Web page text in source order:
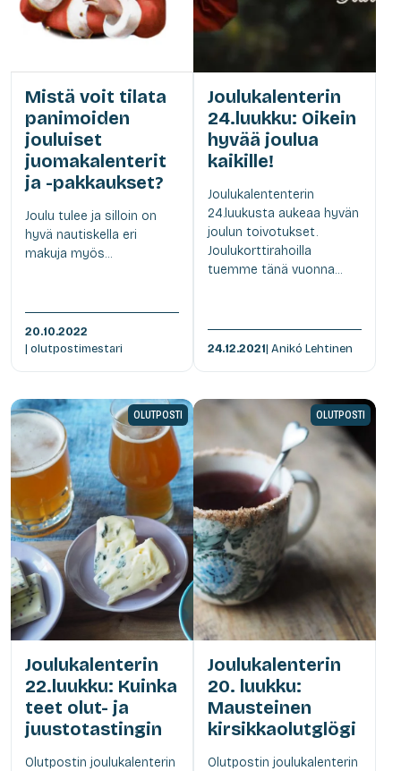
Mistä voit tilata
panimoiden
jouluiset
juomakalenterit
ja -pakkaukset?
Joulu tulee ja silloin on
hyvä nautiskella eri
makuja myös...
20.10.2022
| olutpostimestari
Joulukalenterin
24.luukku: Oikein
hyvää joulua
kaikille!
Joulukalententerin
24.luukusta aukeaa hyvän
joulun toivotukset.
Joulukorttirahoilla
tuemme tänä vuonna...
24.12.2021| Anikó Lehtinen
OLUTPOSTI
Joulukalenterin
22.luukku: Kuinka
teet olut- ja
juustotastingin
Olutpostin joulukalenterin
OLUTPOSTI
Joulukalenterin
20. luukku:
Mausteinen
kirsikkaolutglögi
Olutpostin joulukalenterin